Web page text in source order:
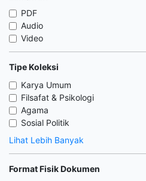
PDF
Audio
Video
Tipe Koleksi
Karya Umum
Filsafat & Psikologi
Agama
Sosial Politik
Lihat Lebih Banyak
Format Fisik Dokumen